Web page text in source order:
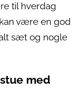
til hverdag
være en god
sæt og nogle
med